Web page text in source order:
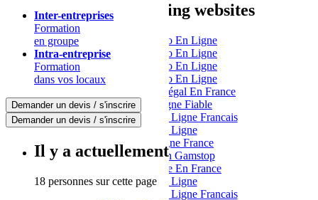
Inter-entreprises
Formation
en groupe
Intra-entreprise
Formation
dans vos locaux
Demander un devis / s'inscrire
Demander un devis / s'inscrire
Il y a actuellement
18 personnes sur cette page
Other interesting websites
Meilleur Casino En Ligne
Meilleur Casino En Ligne
Meilleur Casino En Ligne
Meilleur Casino En Ligne
Casino En Ligne Légal En France
Casino En Ligne Fiable
Meilleur Casino En Ligne Francais
Casino En Ligne
Casino En Ligne France
Casino Not On Gamstop
Casino En Ligne En France
Casino En Ligne
Meilleur Casino En Ligne Francais